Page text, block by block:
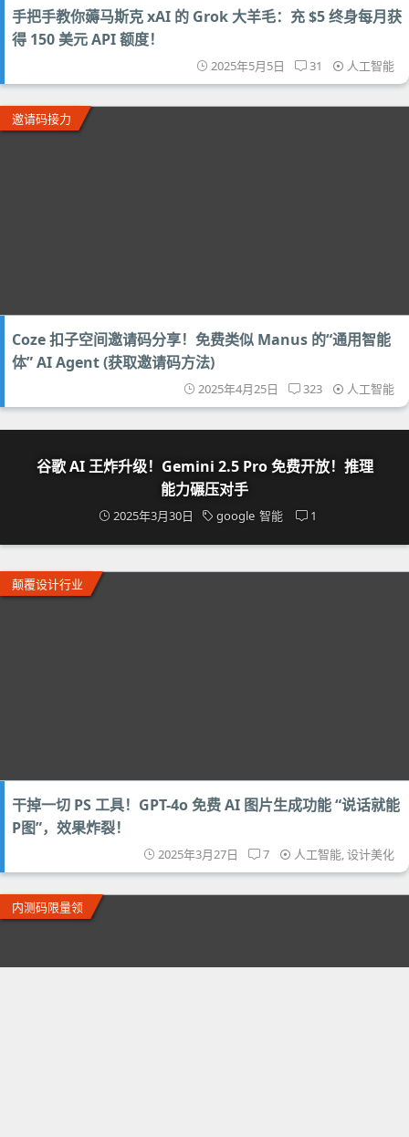
手把手教你薅马斯克 xAI 的 Grok 大羊毛：充 $5 终身每月获
得 150 美元 API 额度！
2025年5月5日 31 人工智能
邀请码接力
Coze 扣子空间邀请码分享！免费类似 Manus 的“通用智能
体” AI Agent (获取邀请码方法)
2025年4月25日 323 人工智能
谷歌 AI 王炸升级！Gemini 2.5 Pro 免费开放！推理
能力碾压对手
2025年3月30日 google 智能 1
颠覆设计行业
干掉一切 PS 工具！GPT-4o 免费 AI 图片生成功能 “说话就能
P图”，效果炸裂！
2025年3月27日 7 人工智能,设计美化
内测码限量领